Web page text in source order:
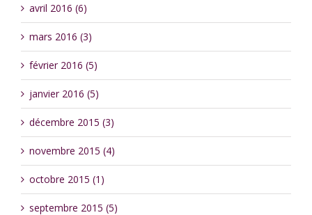
avril 2016 (6)
mars 2016 (3)
février 2016 (5)
janvier 2016 (5)
décembre 2015 (3)
novembre 2015 (4)
octobre 2015 (1)
septembre 2015 (5)